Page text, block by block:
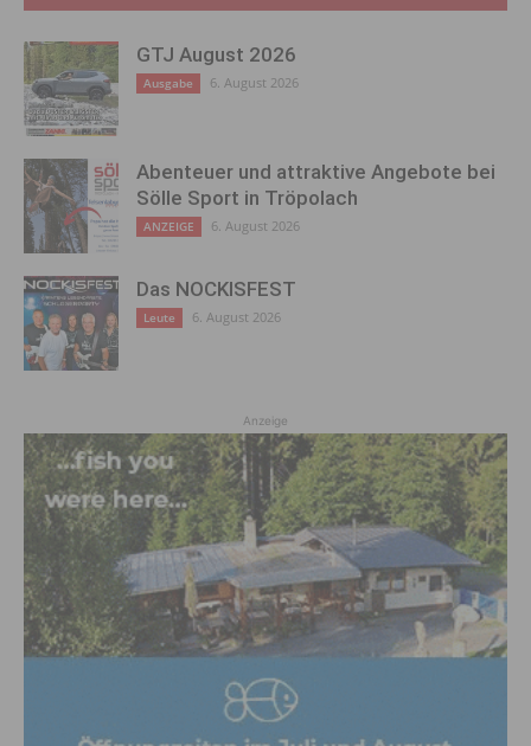
GTJ August 2026
Ausgabe 6. August 2026
Abenteuer und attraktive Angebote bei
Sölle Sport in Tröpolach
ANZEIGE 6. August 2026
Das NOCKISFEST
Leute 6. August 2026
Anzeige